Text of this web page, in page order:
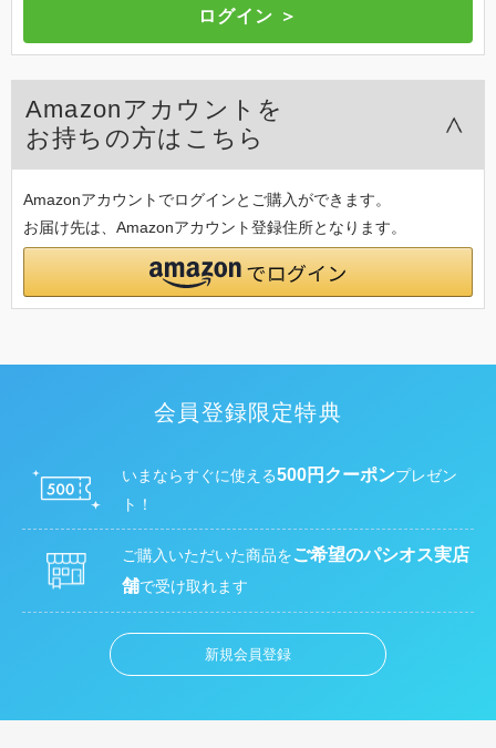
Amazonアカウントを
お持ちの方はこちら
Amazonアカウントでログインとご購入ができます。
お届け先は、Amazonアカウント登録住所となります。
会員登録限定特典
いまならすぐに使える500円クーポンプレゼン
ト！
ご購入いただいた商品をご希望のパシオス実店
舗で受け取れます
新規会員登録